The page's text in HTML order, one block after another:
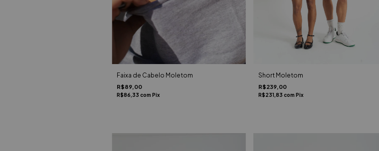
Faixa de Cabelo Moletom
R$89,00
R$86,33 com Pix
Short Moletom
R$239,00
R$231,83 com Pix